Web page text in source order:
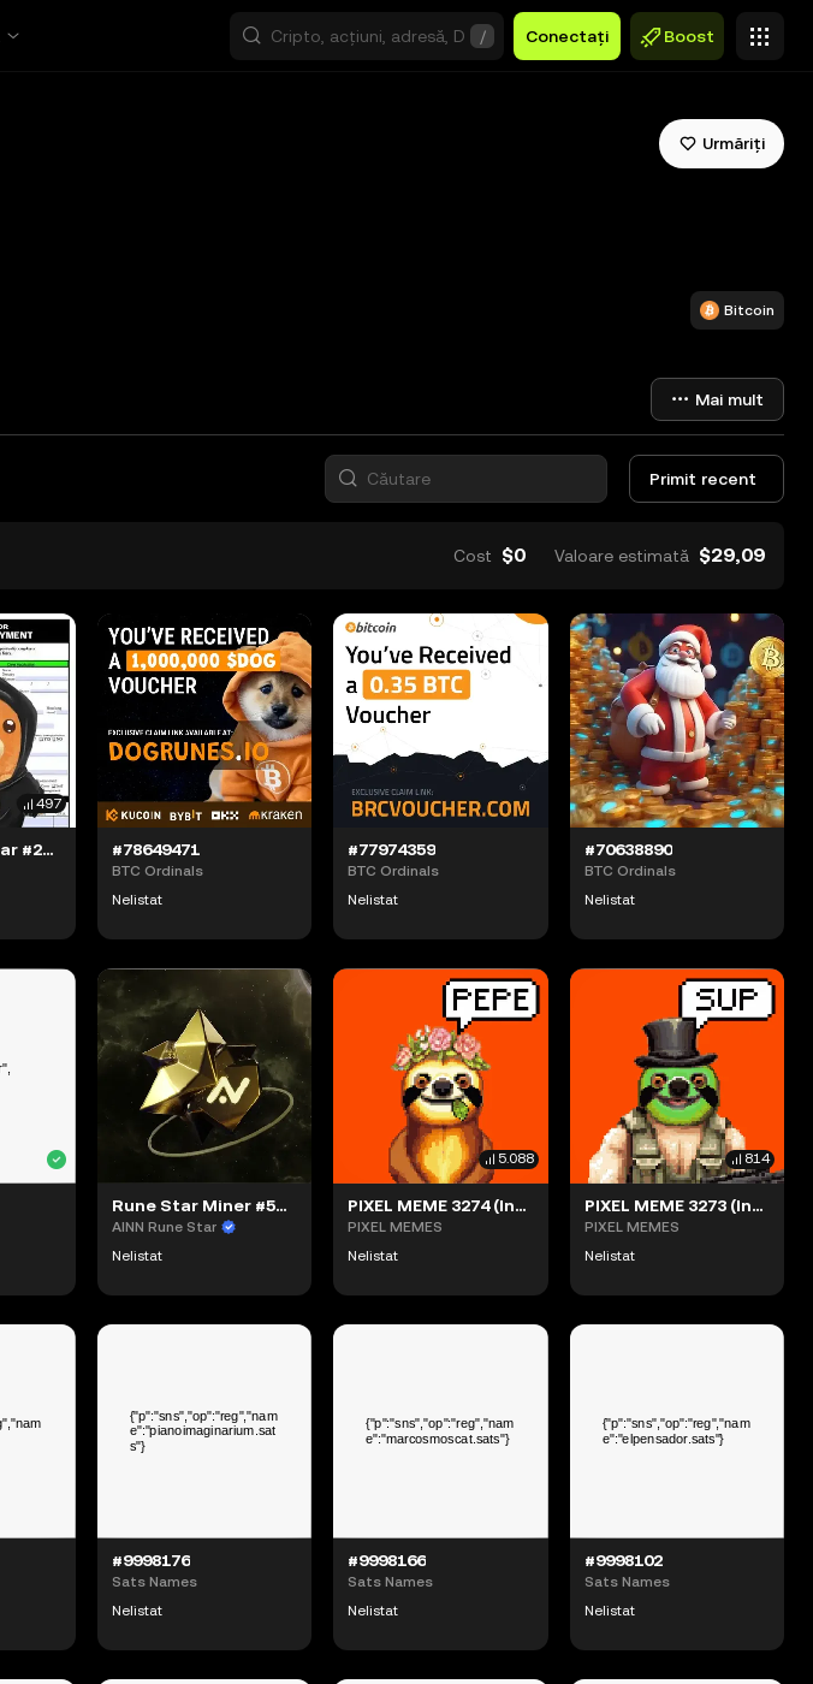
/ Conectați Boost
Urmăriți
Bitcoin
Mai mult
Primit recent
Cost $0 Valoare estimată $29,09
497
Bitcoin Bro Bear #2242 (#94083572) #78649471
BTC Ordinals
Nelistat
#77974359
BTC Ordinals
Nelistat
#70638890
BTC Ordinals
Nelistat
Rune Star Miner #5325 (#66774107)
AINN Rune Star
Nelistat
5.088
PIXEL MEME 3274 (Inscription #10361771)
PIXEL MEMES
Nelistat
814
PIXEL MEME 3273 (Inscription #10360418)
PIXEL MEMES
Nelistat
#9998176
Sats Names
Nelistat
#9998166
Sats Names
Nelistat
#9998102
Sats Names
Nelistat